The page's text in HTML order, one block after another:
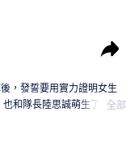
，發誓要用實力證明女生
和隊長陸思誠萌生了感全部